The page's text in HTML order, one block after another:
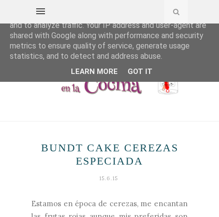
BUNDT CAKE CEREZAS
ESPECIADA
15.6.15
Estamos en época de cerezas, me encantan
This site uses cookies from Google to deliver its services
and to analyze traffic. Your IP address and user-agent are
shared with Google along with performance and security
metrics to ensure quality of service, generate usage
statistics, and to detect and address abuse.
LEARN MORE GOT IT